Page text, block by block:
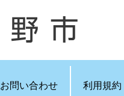
お問い合わせ 利用規約